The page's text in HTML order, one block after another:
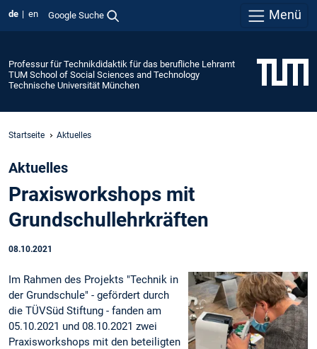
de en Google Suche Menü
Professur für Technikdidaktik für das berufliche Lehramt
TUM School of Social Sciences and Technology
Technische Universität München
Startseite Aktuelles
Aktuelles
Praxisworkshops mit
Grundschullehrkräften
08.10.2021
Im Rahmen des Projekts "Technik in
der Grundschule" - gefördert durch
die TÜVSüd Stiftung - fanden am
05.10.2021 und 08.10.2021 zwei
Praxisworkshops mit den beteiligten